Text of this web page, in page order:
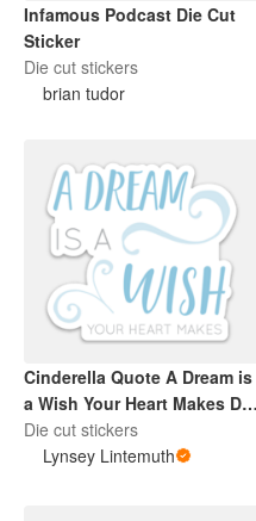
Infamous Podcast Die Cut
Sticker
Die cut stickers
brian tudor
Cinderella Quote A Dream is
a Wish Your Heart Makes Die
Cut Blue Sticker
Die cut stickers
Lynsey Lintemuth